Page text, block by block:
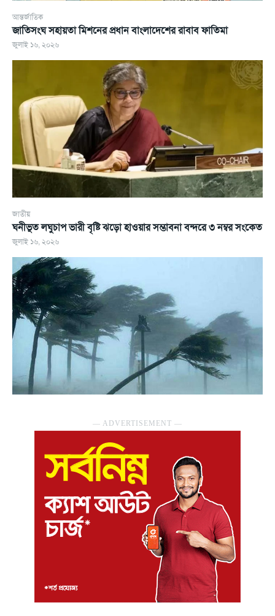
আন্তর্জাতিক
জাতিসংঘ সহায়তা মিশনের প্রধান বাংলাদেশের রাবাব ফাতিমা
জুলাই ১৬, ২০২৬
জাতীয়
ঘনীভূত লঘুচাপ ভারী বৃষ্টি ঝড়ো হাওয়ার সম্ভাবনা বন্দরে ৩ নম্বর সংকেত
জুলাই ১৬, ২০২৬
― ADVERTISEMENT ―